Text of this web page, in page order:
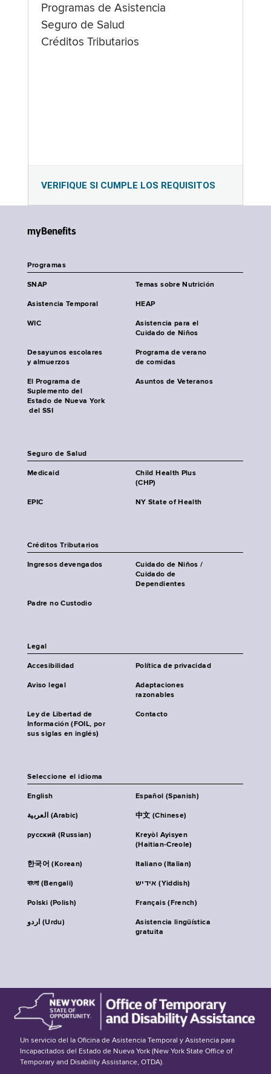
Programas de Asistencia
Seguro de Salud
Créditos Tributarios
VERIFIQUE SI CUMPLE LOS REQUISITOS
myBenefits
Programas
SNAP Temas sobre Nutrición
Asistencia Temporal HEAP
WIC
Asistencia para el
Cuidado de Niños
Desayunos escolares
y almuerzos
Programa de verano
de comidas
El Programa de
Suplemento del
Estado de Nueva York
del SSI
Asuntos de Veteranos
Seguro de Salud
Medicaid
Child Health Plus
(CHP)
EPIC NY State of Health
Créditos Tributarios
Ingresos devengados
Cuidado de Niños /
Cuidado de
Dependientes
Padre no Custodio
Legal
Accesibilidad Política de privacidad
Aviso legal
Adaptaciones
razonables
Ley de Libertad de
Información (FOIL, por
sus siglas en inglés)
Contacto
Seleccione el idioma
English Español (Spanish)
العربية (Arabic) 中文 (Chinese)
русский (Russian)
Kreyòl Ayisyen
(Haitian-Creole)
한국어 (Korean) Italiano (Italian)
বাংলা (Bengali) אידיש (Yiddish)
Polski (Polish) Français (French)
اردو (Urdu)
Asistencia lingüística
gratuita
Un servicio del la Oficina de Asistencia Temporal y Asistencia para
Incapacitados del Estado de Nueva York (New York State Office of
Temporary and Disability Assistance, OTDA).